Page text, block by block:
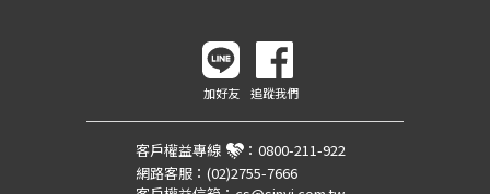
加好友 追蹤我們
客戶權益專線 ： 0800-211-922
網路客服： (02)2755-7666